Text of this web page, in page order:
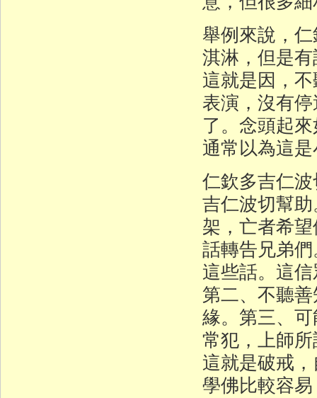
舉例來說，
淇淋，但是
這就是因，
表演，沒有
了。念頭起
通常以為這
仁欽多吉仁
吉仁波切幫
架，亡者希
話轉告兄弟
這些話。這
第二、不聽
緣。第三、
常犯，上師
這就是破戒
學佛比較容